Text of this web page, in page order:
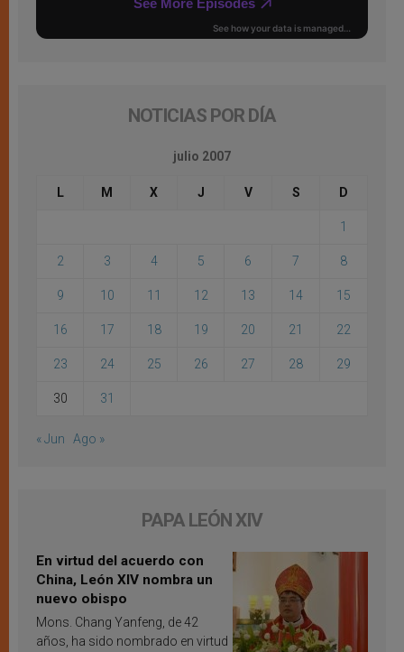
NOTICIAS POR DÍA
julio 2007
L M X J V S D
1
2 3 4 5 6 7 8
9 10 11 12 13 14 15
16 17 18 19 20 21 22
23 24 25 26 27 28 29
30 31
« Jun Ago »
PAPA LEÓN XIV
En virtud del acuerdo con
China, León XIV nombra un
nuevo obispo
Mons. Chang Yanfeng, de 42
años, ha sido nombrado en virtud